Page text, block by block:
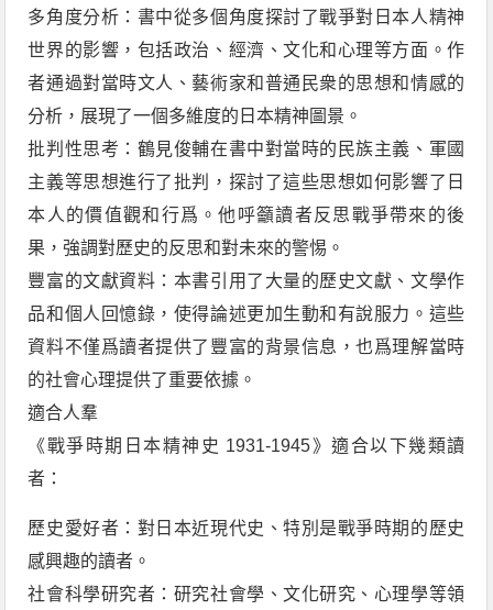
多角度分析：書中從多個角度探討了戰爭對日本人精神
世界的影響，包括政治、經濟、文化和心理等方面。作
者通過對當時文人、藝術家和普通民衆的思想和情感的
分析，展現了一個多維度的日本精神圖景。
批判性思考：鶴見俊輔在書中對當時的民族主義、軍國
主義等思想進行了批判，探討了這些思想如何影響了日
本人的價值觀和行爲。他呼籲讀者反思戰爭帶來的後
果，強調對歷史的反思和對未來的警惕。
豐富的文獻資料：本書引用了大量的歷史文獻、文學作
品和個人回憶錄，使得論述更加生動和有說服力。這些
資料不僅爲讀者提供了豐富的背景信息，也爲理解當時
的社會心理提供了重要依據。
適合人羣
《戰爭時期日本精神史 1931-1945》適合以下幾類讀
者：
歷史愛好者：對日本近現代史、特別是戰爭時期的歷史
感興趣的讀者。
社會科學研究者：研究社會學、文化研究、心理學等領